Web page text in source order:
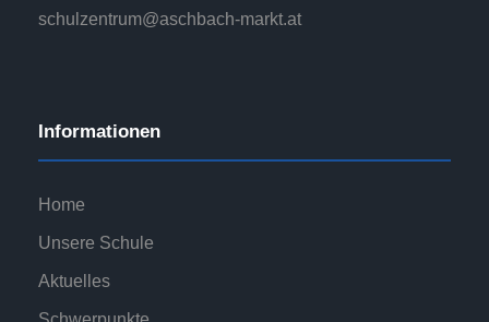
schulzentrum@aschbach-markt.at
Informationen
Home
Unsere Schule
Aktuelles